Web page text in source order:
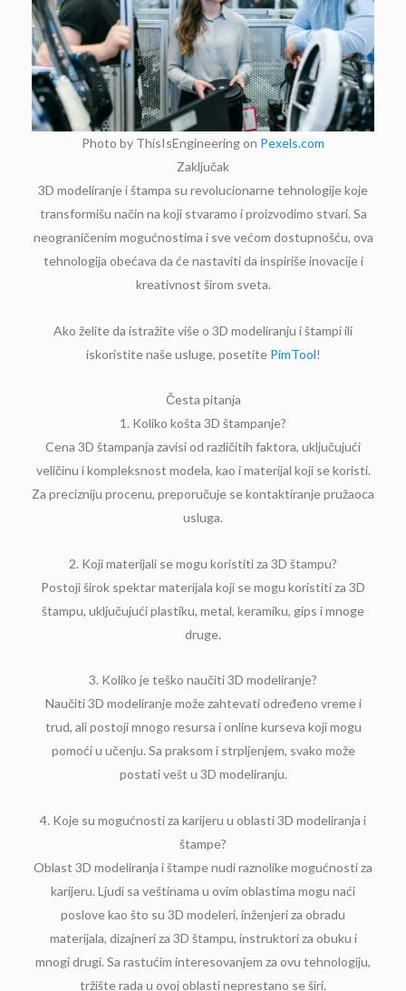
Photo by ThisIsEngineering on Pexels.com
Zaključak
3D modeliranje i štampa su revolucionarne tehnologije koje
transformišu način na koji stvaramo i proizvodimo stvari. Sa
neograničenim mogućnostima i sve većom dostupnošću, ova
tehnologija obećava da će nastaviti da inspiriše inovacije i
kreativnost širom sveta.
Ako želite da istražite više o 3D modeliranju i štampi ili
iskoristite naše usluge, posetite PimTool!
Česta pitanja
1. Koliko košta 3D štampanje?
Cena 3D štampanja zavisi od različitih faktora, uključujući
veličinu i kompleksnost modela, kao i materijal koji se koristi.
Za precizniju procenu, preporučuje se kontaktiranje pružaoca
usluga.
2. Koji materijali se mogu koristiti za 3D štampu?
Postoji širok spektar materijala koji se mogu koristiti za 3D
štampu, uključujući plastiku, metal, keramiku, gips i mnoge
druge.
3. Koliko je teško naučiti 3D modeliranje?
Naučiti 3D modeliranje može zahtevati određeno vreme i
trud, ali postoji mnogo resursa i online kurseva koji mogu
pomoći u učenju. Sa praksom i strpljenjem, svako može
postati vešt u 3D modeliranju.
4. Koje su mogućnosti za karijeru u oblasti 3D modeliranja i
štampe?
Oblast 3D modeliranja i štampe nudi raznolike mogućnosti za
karijeru. Ljudi sa veštinama u ovim oblastima mogu naći
poslove kao što su 3D modeleri, inženjeri za obradu
materijala, dizajneri za 3D štampu, instruktori za obuku i
mnogi drugi. Sa rastućim interesovanjem za ovu tehnologiju,
tržište rada u ovoj oblasti neprestano se širi.